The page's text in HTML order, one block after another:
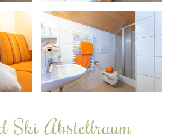
Ski Abstellraum